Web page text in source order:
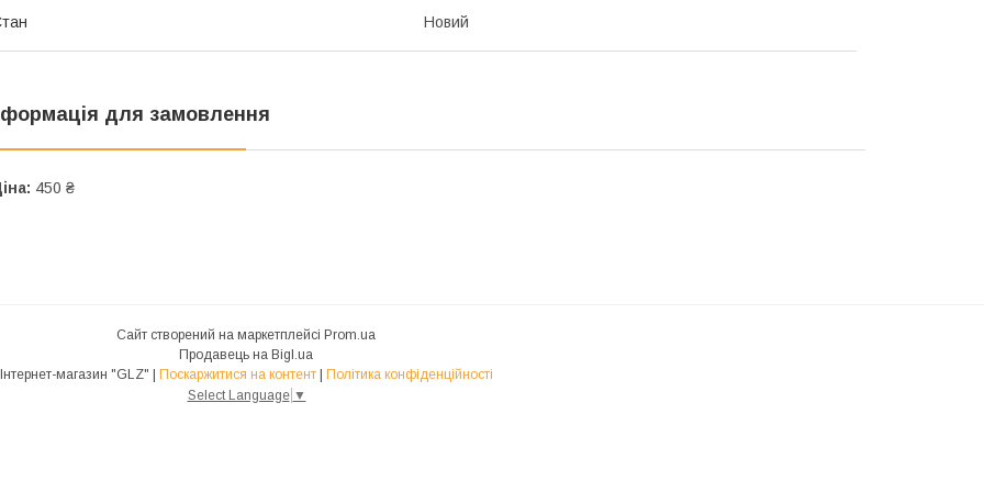
Новий
для замовлення
450 ₴
Сайт створений на маркетплейсі Prom.ua
Продавець на Bigl.ua
Інтернет-магазин "GLZ" | Поскаржитися на контент | Політика конфіденційності
Select Language ▼